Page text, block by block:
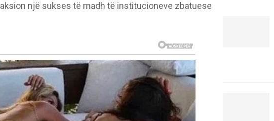
një sukses të madh të institucioneve zbatuese